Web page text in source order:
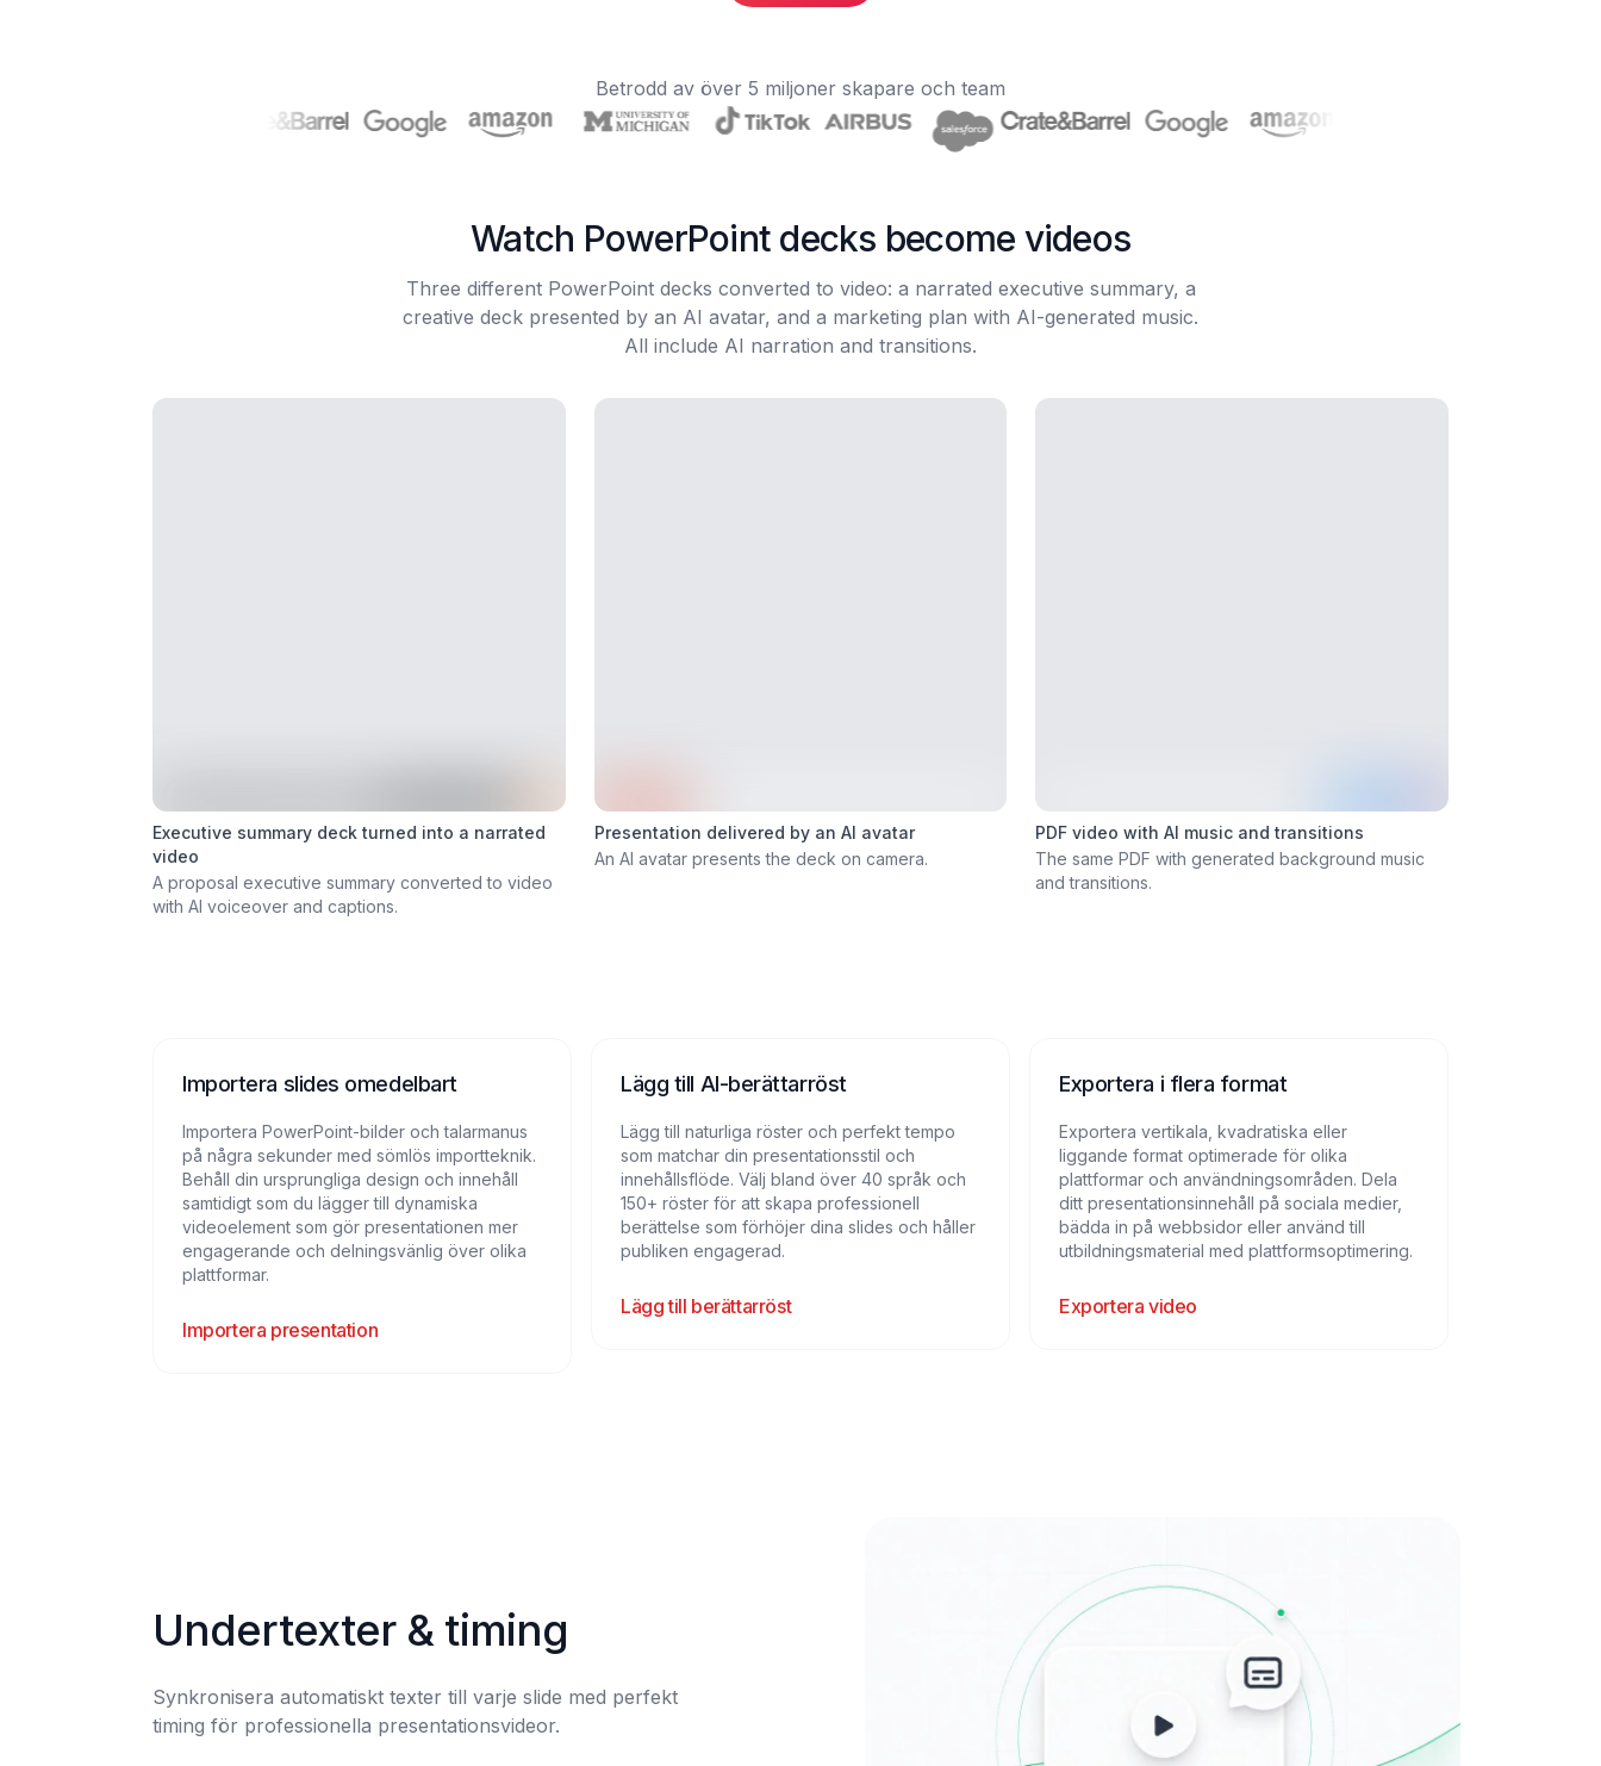
Betrodd av över 5 miljoner skapare och team
Watch PowerPoint decks become videos
Three different PowerPoint decks converted to video: a narrated executive summary, a
creative deck presented by an AI avatar, and a marketing plan with AI-generated music.
All include AI narration and transitions.
Executive summary deck turned into a narrated
video
A proposal executive summary converted to video
with AI voiceover and captions.
Presentation delivered by an AI avatar
An AI avatar presents the deck on camera.
PDF video with AI music and transitions
The same PDF with generated background music
and transitions.
Importera slides omedelbart
Importera PowerPoint-bilder och talarmanus
på några sekunder med sömlös importteknik.
Behåll din ursprungliga design och innehåll
samtidigt som du lägger till dynamiska
videoelement som gör presentationen mer
engagerande och delningsvänlig över olika
plattformar.
Importera presentation
Lägg till AI-berättarröst
Lägg till naturliga röster och perfekt tempo
som matchar din presentationsstil och
innehållsflöde. Välj bland över 40 språk och
150+ röster för att skapa professionell
berättelse som förhöjer dina slides och håller
publiken engagerad.
Lägg till berättarröst
Exportera i flera format
Exportera vertikala, kvadratiska eller
liggande format optimerade för olika
plattformar och användningsområden. Dela
ditt presentationsinnehåll på sociala medier,
bädda in på webbsidor eller använd till
utbildningsmaterial med plattformsoptimering.
Exportera video
Undertexter & timing
Synkronisera automatiskt texter till varje slide med perfekt
timing för professionella presentationsvideor.